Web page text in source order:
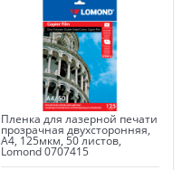
Пленка для лазерной печати
прозрачная двухсторонняя,
А4, 125мкм, 50 листов,
Lomond 0707415